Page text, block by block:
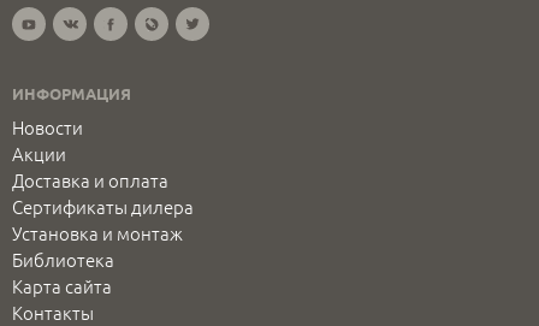
ИНФОРМАЦИЯ
Новости
Акции
Доставка и оплата
Сертификаты дилера
Установка и монтаж
Библиотека
Карта сайта
Контакты